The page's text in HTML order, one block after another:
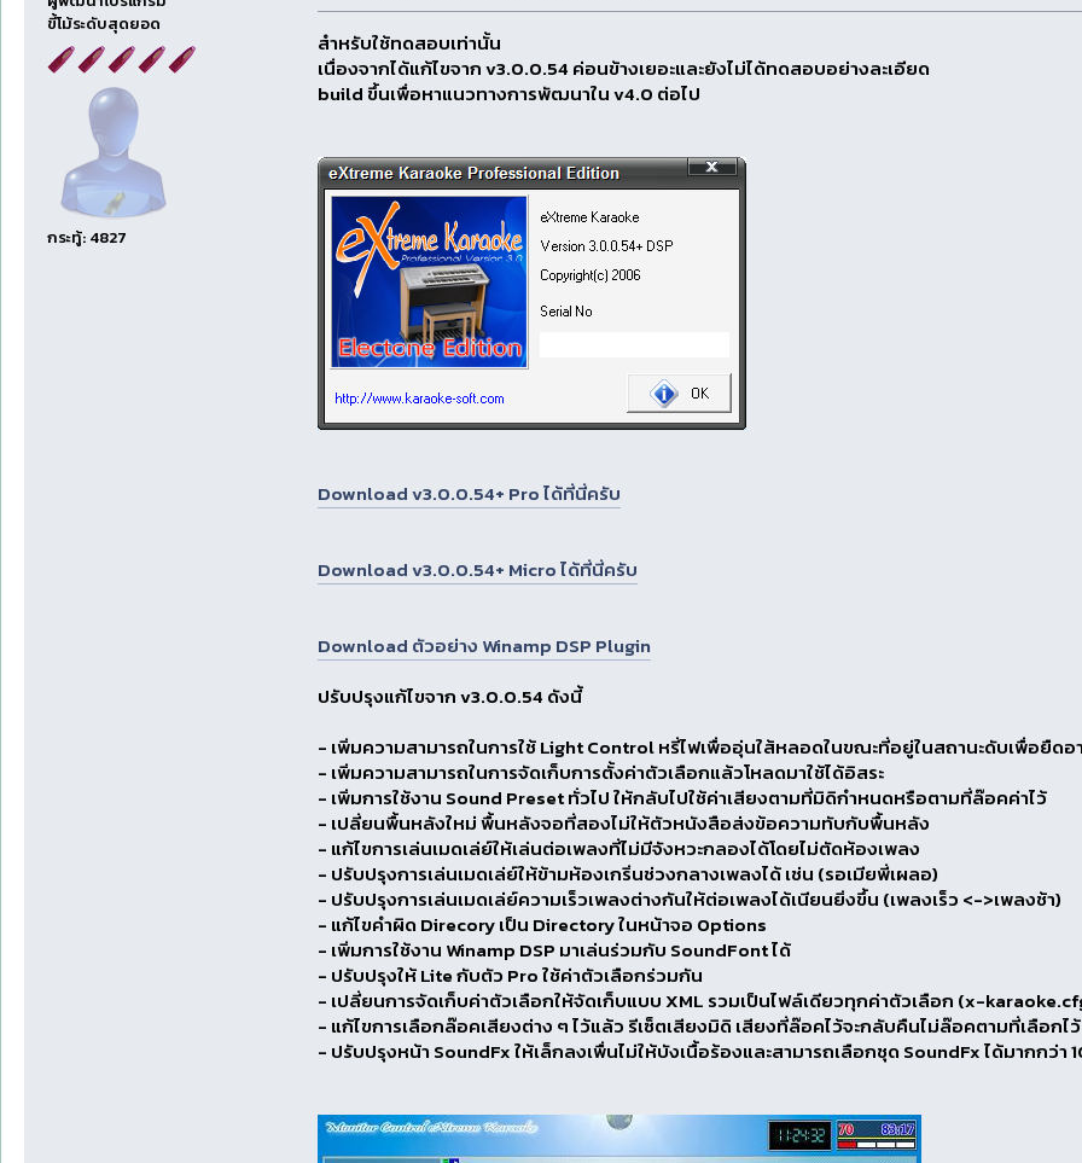
ขี้โม้ระดับสุดยอด
กระทู้: 4827
สำหรับใช้ทดสอบเท่านั้น
เนื่องจากได้แก้ไขจาก v3.0.0.54 ค่อนข้างเยอะและยังไม่ได้ทดสอบอย่างละเอียด
build ขึ้นเพื่อหาแนวทางการพัฒนาใน v4.0 ต่อไป
Download v3.0.0.54+ Pro ได้ที่นี่ครับ
Download v3.0.0.54+ Micro ได้ที่นี่ครับ
Download ตัวอย่าง Winamp DSP Plugin
ปรับปรุงแก้ไขจาก v3.0.0.54 ดังนี้
- เพิ่มความสามารถในการใช้ Light Control หรี่ไฟเพื่ออุ่นใส้หลอดในขณะที่อยู่ในสถานะดับเพื่อยืด
- เพิ่มความสามารถในการจัดเก็บการตั้งค่าตัวเลือกแล้วโหลดมาใช้ได้อิสระ
- เพิ่มการใช้งาน Sound Preset ทั่วไป ให้กลับไปใช้ค่าเสียงตามที่มิดิกำหนดหรือตามที่ล๊อคค่าไว้
- เปลี่ยนพื้นหลังใหม่ พื้นหลังจอที่สองไม่ให้ตัวหนังสือส่งข้อความทับกับพื้นหลัง
- แก้ไขการเล่นเมดเล่ย์ให้เล่นต่อเพลงที่ไม่มีจังหวะกลองได้โดยไม่ตัดห้องเพลง
- ปรับปรุงการเล่นเมดเล่ย์ให้ข้ามห้องเกริ่นช่วงกลางเพลงได้ เช่น (รอเมียพี่เผลอ)
- ปรับปรุงการเล่นเมดเล่ย์ความเร็วเพลงต่างกันให้ต่อเพลงได้เนียนยิ่งขึ้น (เพลงเร็ว <->เพลงช้า)
- แก้ไขคำผิด Direcory เป็น Directory ในหน้าจอ Options
- เพิ่มการใช้งาน Winamp DSP มาเล่นร่วมกับ SoundFont ได้
- ปรับปรุงให้ Lite กับตัว Pro ใช้ค่าตัวเลือกร่วมกัน
- เปลี่ยนการจัดเก็บค่าตัวเลือกให้จัดเก็บแบบ XML รวมเป็นไฟล์เดียวทุกค่าตัวเลือก (x-
- แก้ไขการเลือกล๊อคเสียงต่าง ๆ ไว้แล้ว รีเซ็ตเสียงมิดิ เสียงที่ล๊อคไว้จะกลับคืนไม่ล๊อคตามที่เลือกไว้
- ปรับปรุงหน้า SoundFx ให้เล็กลงเพื่นไม่ให้บังเนื้อร้องและสามารถเลือกชุด SoundFx ได้มากกว่า